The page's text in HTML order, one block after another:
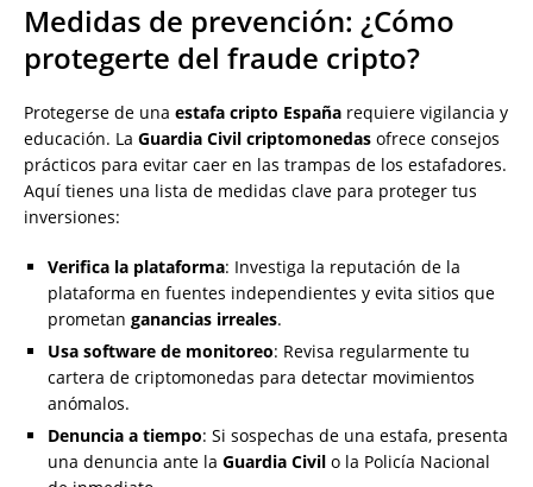
Medidas de prevención: ¿Cómo
protegerte del fraude cripto?
Protegerse de una estafa cripto España requiere vigilancia y
educación. La Guardia Civil criptomonedas ofrece consejos
prácticos para evitar caer en las trampas de los estafadores.
Aquí tienes una lista de medidas clave para proteger tus
inversiones:
Verifica la plataforma: Investiga la reputación de la
plataforma en fuentes independientes y evita sitios que
prometan ganancias irreales.
Usa software de monitoreo: Revisa regularmente tu
cartera de criptomonedas para detectar movimientos
anómalos.
Denuncia a tiempo: Si sospechas de una estafa, presenta
una denuncia ante la Guardia Civil o la Policía Nacional